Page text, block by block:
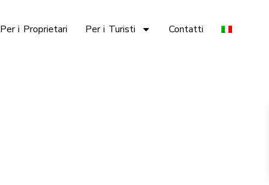
Per i Proprietari Per i Turisti Contatti